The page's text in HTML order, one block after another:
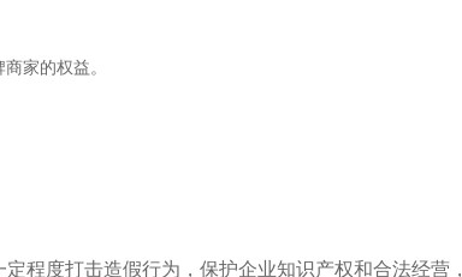
家的权益。
程度打击造假行为，保护企业知识产权和合法经营，